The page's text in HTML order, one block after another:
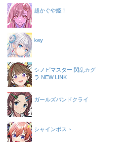
超かぐや姫！
key
シノビマスター 閃乱カグ
ラ NEW LINK
ガールズバンドクライ
シャインポスト